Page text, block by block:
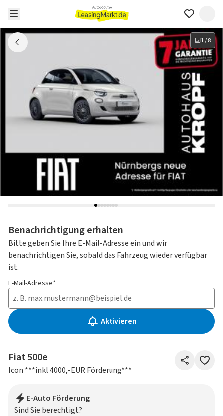
1/8
Benachrichtigung erhalten
Bitte geben Sie Ihre E-Mail-Adresse ein und wir
benachrichtigen Sie, sobald das Fahrzeug wieder verfügbar
ist.
E-Mail-Adresse*
Aktivieren
Fiat 500e
Icon ***inkl 4000,-EUR Förderung***
E-Auto Förderung
Sind Sie berechtigt?